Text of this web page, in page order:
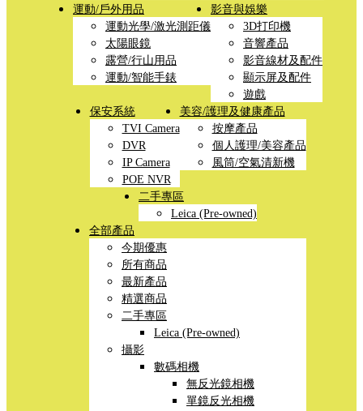
運動/戶外用品
運動光學/激光測距儀
太陽眼鏡
露營/行山用品
運動/智能手錶
影音與娛樂
3D打印機
音響產品
影音線材及配件
顯示屏及配件
遊戲
保安系統
TVI Camera
DVR
IP Camera
POE NVR
美容/護理及健康產品
按摩產品
個人護理/美容產品
風筒/空氣清新機
二手專區
Leica (Pre-owned)
全部產品
今期優惠
所有商品
最新產品
精選商品
二手專區
Leica (Pre-owned)
攝影
數碼相機
無反光鏡相機
單鏡反光相機